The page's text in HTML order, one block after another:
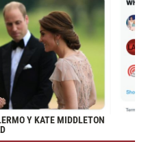
Y KATE MIDDLETON